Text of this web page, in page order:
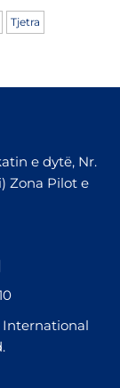
së
Tjetra
e dytë, Nr.
Zona Pilot e
International